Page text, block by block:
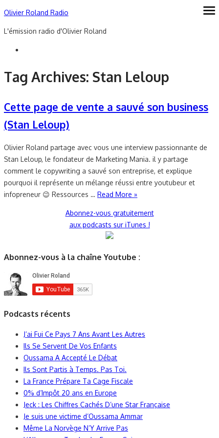
Skip
content
Olivier Roland Radio
L'émission radio d'Olivier Roland
Tag Archives: Stan Leloup
Cette page de vente a sauvé son business
(Stan Leloup)
Olivier Roland partage avec vous une interview passionnante de
Stan Leloup, le fondateur de Marketing Mania. il y partage
comment le copywriting a sauvé son entreprise, et explique
pourquoi il représente un mélange réussi entre youtubeur et
infopreneur 😉 Ressources … Read More »
Abonnez-vous gratuitement
aux podcasts sur iTunes !
Abonnez-vous à la chaîne Youtube :
Podcasts récents
J’ai Fui Ce Pays 7 Ans Avant Les Autres
Ils Se Servent De Vos Enfants
Oussama A Accepté Le Débat
Ils Sont Partis à Temps. Pas Toi.
La France Prépare Ta Cage Fiscale
0% d’Impôt 20 ans en Europe
Jeck : Les Chiffres Cachés D’une Star Française
Je suis une victime d’Oussama Ammar
Même La Norvège N’Y Arrive Pas